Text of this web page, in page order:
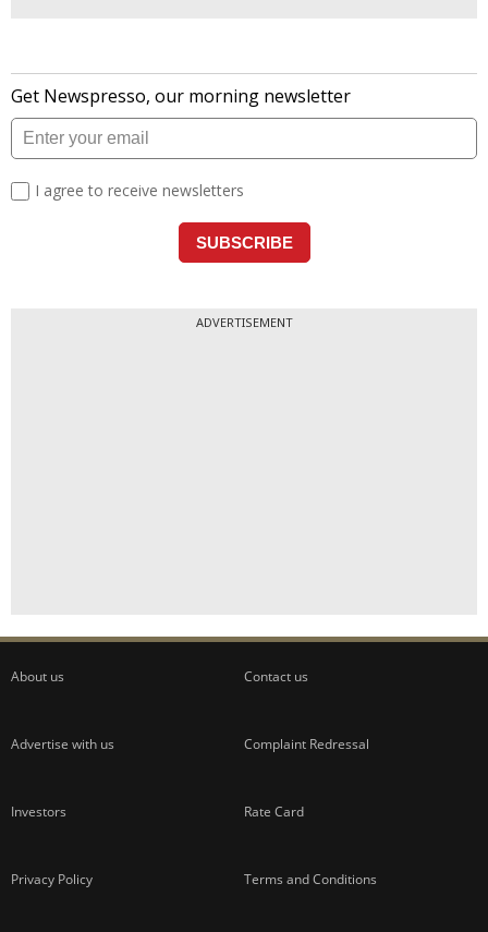
ADVERTISEMENT
About us Contact us
Advertise with us Complaint Redressal
Investors Rate Card
Privacy Policy Terms and Conditions